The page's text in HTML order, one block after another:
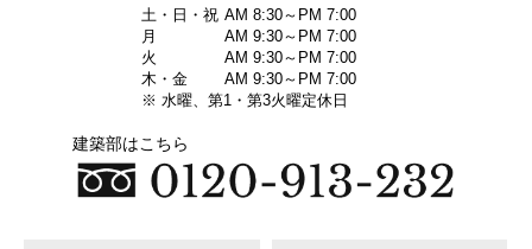
土・日・祝 AM 8:30～PM 7:00
月
AM 9:30～PM 7:00
火
AM 9:30～PM 7:00
木・金
AM 9:30～PM 7:00
※ 水曜、第1・第3火曜定休日
建築部はこちら